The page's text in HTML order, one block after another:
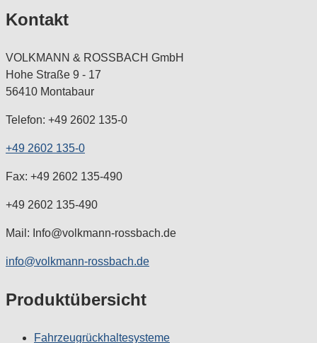
Kontakt
VOLKMANN & ROSSBACH GmbH
Hohe Straße 9 - 17
56410 Montabaur
Telefon: +49 2602 135-0
+49 2602 135-0
Fax: +49 2602 135-490
+49 2602 135-490
Mail: Info@volkmann-rossbach.de
info@volkmann-rossbach.de
Produktübersicht
Fahrzeugrückhaltesysteme